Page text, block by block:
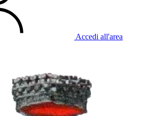
Accedi all'area